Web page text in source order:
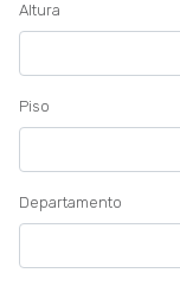
Altura
Piso
Departamento